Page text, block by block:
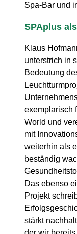
Spa-Bar und
SPAplus
Klaus
unterstrich in
Bedeutung
exemplarisch
World und
mit
weiterhin als
beständig
Das ebenso
Projekt
stärkt